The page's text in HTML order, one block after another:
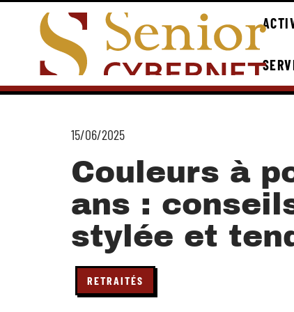
15/06/2025
Couleurs à
ans :
stylée et
RETRAITÉS